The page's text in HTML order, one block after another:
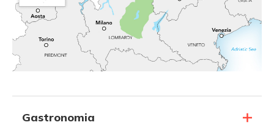
Gastronomia